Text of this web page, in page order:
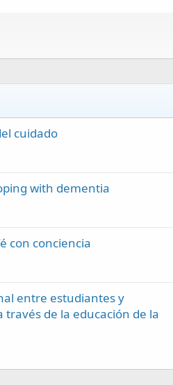
cuidado
with dementia
con conciencia
entre estudiantes y
de la educación de la